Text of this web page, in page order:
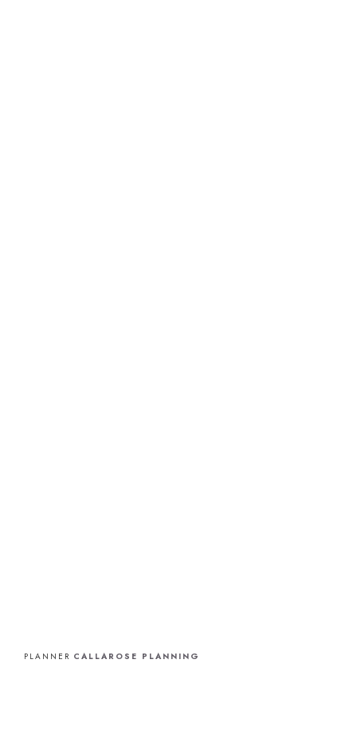
PLANNER CALLAROSE PLANNING